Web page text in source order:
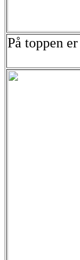
På toppen